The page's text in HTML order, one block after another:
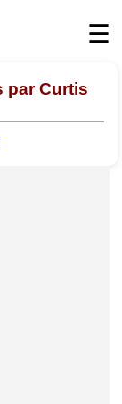
☰
par Curtis